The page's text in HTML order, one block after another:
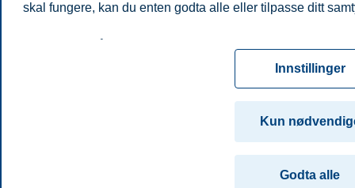
skal fungere, kan du enten godta alle eller tilpasse ditt
for informasjonskapsler. Du kan når som helst endre eller
ved å klikke på «Cookies» nederst på nettsiden vår.
cookie-erklæring
Innstillinger
Kun
Godta alle